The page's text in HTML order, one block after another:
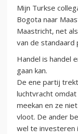
Mijn Turkse
Bogota naar
Maastricht, net
van de standaard
Handel is handel
gaan kan.
De ene partij
luchtvracht
meekan en ze
vloot. De ander
wel te investeren